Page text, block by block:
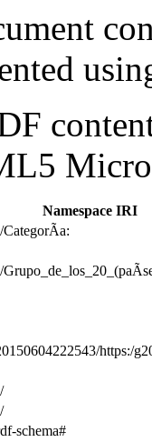
Namespace IRI
CategorÃ­a:
https:/
schema#